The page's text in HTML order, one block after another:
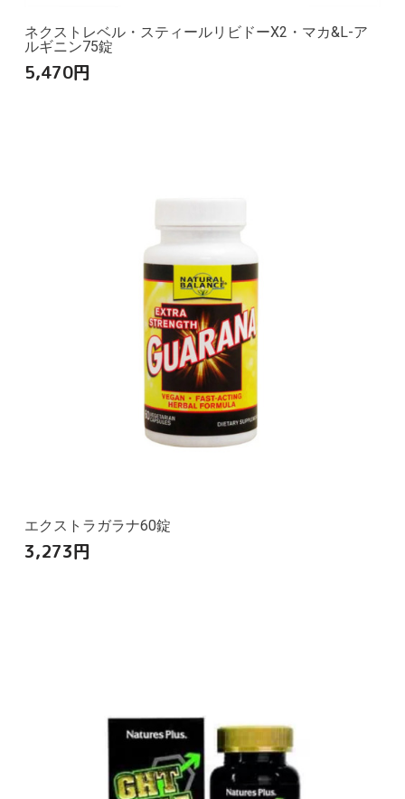
ネクストレベル・スティールリビドーX2・マカ&L-ア
ルギニン75錠
5,470円
エクストラガラナ60錠
3,273円